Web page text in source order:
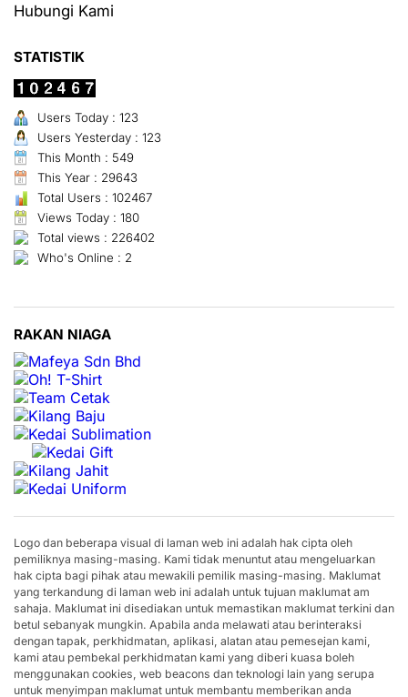
Hubungi Kami
STATISTIK
Users Today : 123
Users Yesterday : 123
This Month : 549
This Year : 29643
Total Users : 102467
Views Today : 180
Total views : 226402
Who's Online : 2
RAKAN NIAGA
Logo dan beberapa visual di laman web ini adalah hak cipta oleh
pemiliknya masing-masing. Kami tidak menuntut atau mengeluarkan
hak cipta bagi pihak atau mewakili pemilik masing-masing. Maklumat
yang terkandung di laman web ini adalah untuk tujuan maklumat am
sahaja. Maklumat ini disediakan untuk memastikan maklumat terkini dan
betul sebanyak mungkin. Apabila anda melawati atau berinteraksi
dengan tapak, perkhidmatan, aplikasi, alatan atau pemesejan kami,
kami atau pembekal perkhidmatan kami yang diberi kuasa boleh
menggunakan cookies, web beacons dan teknologi lain yang serupa
untuk menyimpan maklumat untuk membantu memberikan anda